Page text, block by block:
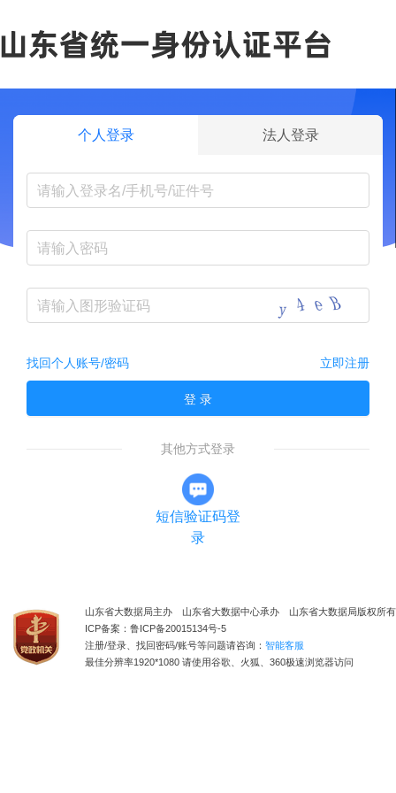
个人登录 法人登录
找回个人账号/密码 立即注册
登 录
其他方式登录
短信验证码登
录
山东省大数据局主办 山东省大数据中心承办 山东省大数据局版权所有
ICP备案：鲁ICP备20015134号-5
注册/登录、找回密码/账号等问题请咨询： 智能客服
最佳分辨率1920*1080 请使用谷歌、火狐、360极速浏览器访问